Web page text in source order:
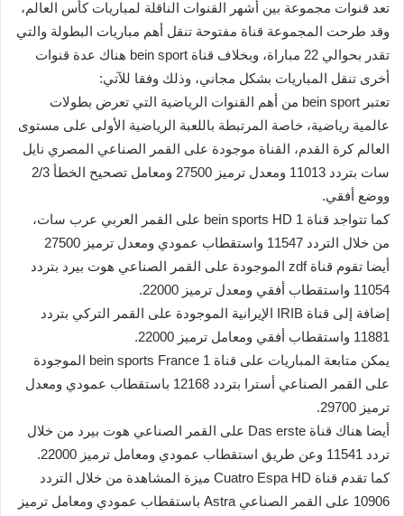
تعد قنوات مجموعة بين أشهر القنوات الناقلة لمباريات كأس العالم،
وقد طرحت المجموعة قناة مفتوحة تنقل أهم مباريات البطولة والتي
تقدر بحوالي 22 مباراة، وبخلاف قناة bein sport هناك عدة قنوات
أخرى تنقل المباريات بشكل مجاني، وذلك وفقا للآتي:
تعتبر bein sport من أهم القنوات الرياضية التي تعرض بطولات
عالمية رياضية، خاصة المرتبطة باللعبة الرياضية الأولى على مستوى
العالم كرة القدم، القناة موجودة على القمر الصناعي المصري نايل
سات بتردد 11013 ومعدل ترميز 27500 ومعامل تصحيح الخطأ 2/3
ووضع أفقي.
كما تتواجد قناة bein sports HD 1 على القمر العربي عرب سات،
من خلال التردد 11547 واستقطاب عمودي ومعدل ترميز 27500
أيضا تقوم قناة zdf الموجودة على القمر الصناعي هوت بيرد بتردد
11054 واستقطاب أفقي ومعدل ترميز 22000.
إضافة إلى قناة IRIB الإيرانية الموجودة على القمر التركي بتردد
11881 واستقطاب أفقي ومعامل ترميز 22000.
يمكن متابعة المباريات على قناة bein sports France 1 الموجودة
على القمر الصناعي أسترا بتردد 12168 باستقطاب عمودي ومعدل
ترميز 29700.
أيضا هناك قناة Das erste على القمر الصناعي هوت بيرد من خلال
تردد 11541 وعن طريق استقطاب عمودي ومعامل ترميز 22000.
كما تقدم قناة Cuatro Espa HD ميزة المشاهدة من خلال التردد
10906 على القمر الصناعي Astra باستقطاب عمودي ومعامل ترميز